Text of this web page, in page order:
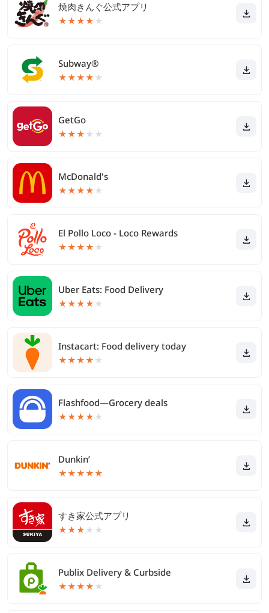
焼肉きんぐ公式アプリ
★★★★ ★
Subway®
★★★★ ★
GetGo
★★★ ★ ★
McDonald's
★★★★ ★
El Pollo Loco - Loco Rewards
★★★★ ★
Uber Eats: Food Delivery
★★★★ ★
Instacart: Food delivery today
★★★★ ★
Flashfood—Grocery deals
★★★★ ★
Dunkin’
★★★★★
すき家公式アプリ
★★★ ★ ★
Publix Delivery & Curbside
★★★★ ★